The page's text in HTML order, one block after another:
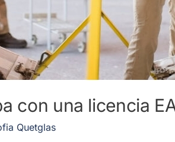
con una licencia
Quetglas